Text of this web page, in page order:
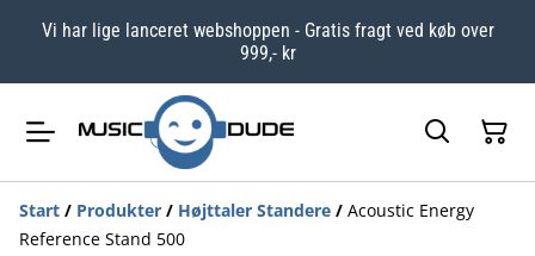
Vi har lige lanceret webshoppen - Gratis fragt ved køb over
999,- kr
Start / Produkter / Højttaler Standere / Acoustic Energy
Reference Stand 500